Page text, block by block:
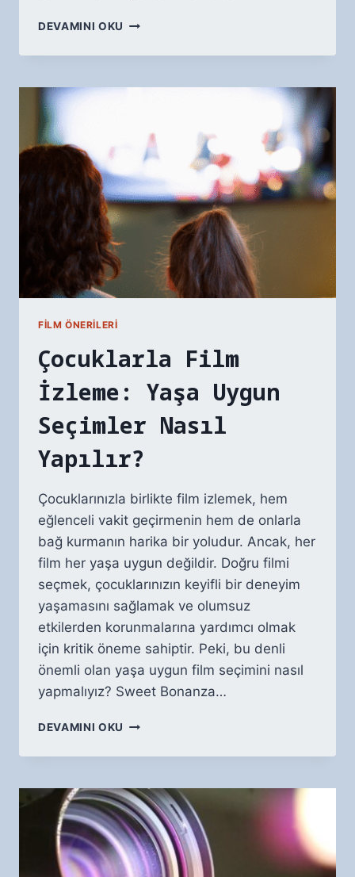
DEVAMINI OKU VIZYONDAN
AMA
FILMLER
FILM ÖNERILERI
Çocuklarla Film
İzleme: Yaşa Uygun
Seçimler Nasıl
Yapılır?
Çocuklarınızla birlikte film izlemek, hem
eğlenceli vakit geçirmenin hem de onlarla
bağ kurmanın harika bir yoludur. Ancak, her
film her yaşa uygun değildir. Doğru filmi
seçmek, çocuklarınızın keyifli bir deneyim
yaşamasını sağlamak ve olumsuz
etkilerden korunmalarına yardımcı olmak
için kritik öneme sahiptir. Peki, bu denli
önemli olan yaşa uygun film seçimini nasıl
yapmalıyız? Sweet Bonanza…
DEVAMINI OKU ÇOCUKLARLA
İZLEME:
UYGUN
SEÇIMLER
NASIL
YAPILIR?